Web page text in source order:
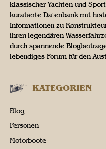
klassischer Yachten und
kuratierte Datenbank mit
Informationen zu
ihren legendären
durch spannende
lebendiges Forum für den
KATEGORIEN
Blog
Personen
Motorboote